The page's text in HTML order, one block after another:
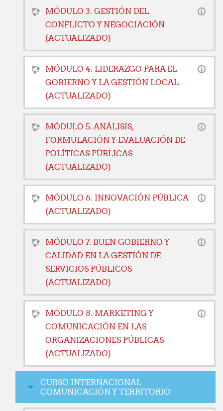
MÓDULO 3. GESTIÓN DEL
CONFLICTO Y NEGOCIACIÓN
(ACTUALIZADO)
MÓDULO 4. LIDERAZGO PARA EL
GOBIERNO Y LA GESTIÓN LOCAL
(ACTUALIZADO)
MÓDULO 5. ANÁLISIS,
FORMULACIÓN Y EVALUACIÓN DE
POLÍTICAS PÚBLICAS
(ACTUALIZADO)
MÓDULO 6. INNOVACIÓN PÚBLICA
(ACTUALIZADO)
MÓDULO 7. BUEN GOBIERNO Y
CALIDAD EN LA GESTIÓN DE
SERVICIOS PÚBLICOS
(ACTUALIZADO)
MÓDULO 8. MARKETING Y
COMUNICACIÓN EN LAS
ORGANIZACIONES PÚBLICAS
(ACTUALIZADO)
CURSO INTERNACIONAL
COMUNICACIÓN Y TERRITORIO